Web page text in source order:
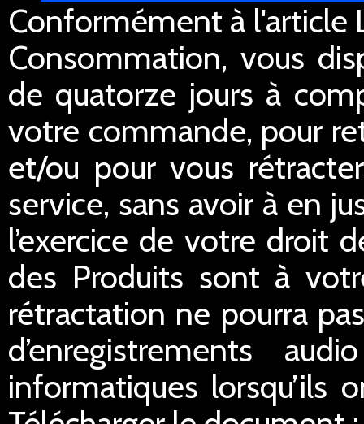
Conformément à l'article
Consommation, vous
de quatorze jours à
votre commande, pour
et/ou pour vous
service, sans avoir à en
l’exercice de votre droit
des Produits sont à
rétractation ne pourra
d’enregistrements
informatiques lorsqu’ils